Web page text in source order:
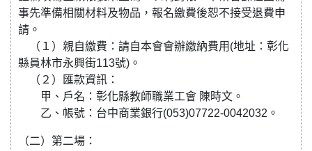
事先準備相關材料及物品，報名繳費後恕不接受退費申
請。
（１）親自繳費：請自本會會辦繳納費用(地址：彰化
縣員林市永興街113號)。
（２）匯款資訊：
甲、戶名：彰化縣教師職業工會 陳時文。
乙、帳號：台中商業銀行(053)07722-0042032。
（二）第二場：